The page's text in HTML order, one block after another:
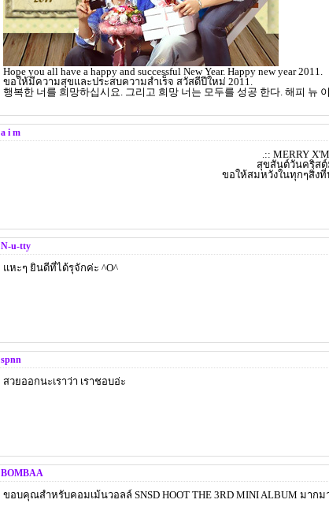
Hope you all have a happy and successful New Year. Happy new year 2011.
ขอให้มีความสุขและประสบความสำเร็จ สวัสดีปีใหม่ 2011.
행복한 너를 희망하십시요. 그리고 희망 너는 모두를 성공 한다. 해피 뉴
a i m
.:: MERRY
สุขสันต์วันคริสต์
ขอให้สมหวังในทุกๆสิ่ง
N-u-tty
แหะๆ ยินดีที่ได้รุจักค่ะ ^O^
spnn
สวยออกนะเราว่า เราชอบอ่ะ
BOMBAA
ขอบคุณสำหรับคอมเม้นวอลล์ SNSD HOOT THE 3RD MINI ALBUM มาก